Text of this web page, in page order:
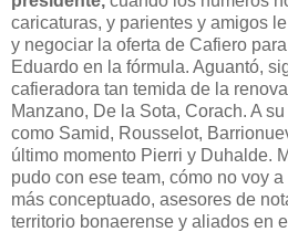
caricaturas, y parientes y amigos
y negociar la oferta de Cafiero
Eduardo en la fórmula. Aguantó,
cafieradora tan temida de la
Manzano, De la Sota, Corach. A
como Samid, Rousselot,
último momento Pierri y Duhalde.
pudo con ese team, cómo no voy
más conceptuado, asesores de
territorio bonaerense y aliados en